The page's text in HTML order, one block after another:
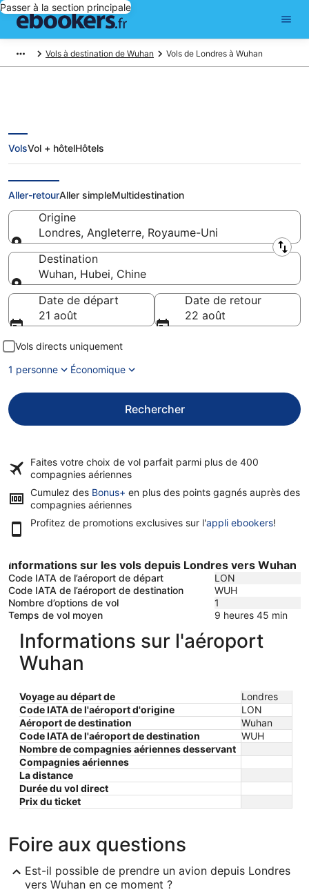
Passer à la section principale
Vols à destination de Wuhan Vols de Londres à Wuhan
Vols pas chers de Londres à
Wuhan
VolsVol + hôtelHôtels
Aller-retourAller simpleMultidestination
Origine
Londres, Angleterre, Royaume-Uni
Origine
Destination
Wuhan, Hubei, Chine
Destination
Date de départ
21 août
Date de retour
22 août
Vols directs uniquement
1 personne
Économique
Rechercher
Faites votre choix de vol parfait parmi plus de 400
compagnies aériennes
Cumulez des Bonus+ en plus des points gagnés auprès des
compagnies aériennes
Profitez de promotions exclusives sur l'appli ebookers!
Informations sur les vols depuis Londres vers Wuhan
Code IATA de l’aéroport de départ
LON
Code IATA de l’aéroport de destination
WUH
Nombre d’options de vol
1
Temps de vol moyen
9 heures 45 min
Informations sur l'aéroport
Wuhan
Voyage au départ de
Londres
Code IATA de l'aéroport d'origine
LON
Aéroport de destination
Wuhan
Code IATA de l'aéroport de destination
WUH
Nombre de compagnies aériennes desservant
Compagnies aériennes
La distance
Durée du vol direct
Prix ​​du ticket
Foire aux questions
Est-il possible de prendre un avion depuis Londres
vers Wuhan en ce moment ?